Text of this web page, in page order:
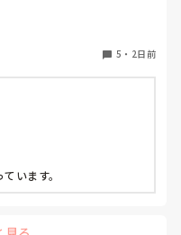
ないのですが、プリセ
だ、同じ病棟の先輩で
ができません。
悩みや相談事を人に話す
由は、プリセプターとの
研修でプリセプター制
、他病棟の同期はすでに
5 ・ 2日前
います。